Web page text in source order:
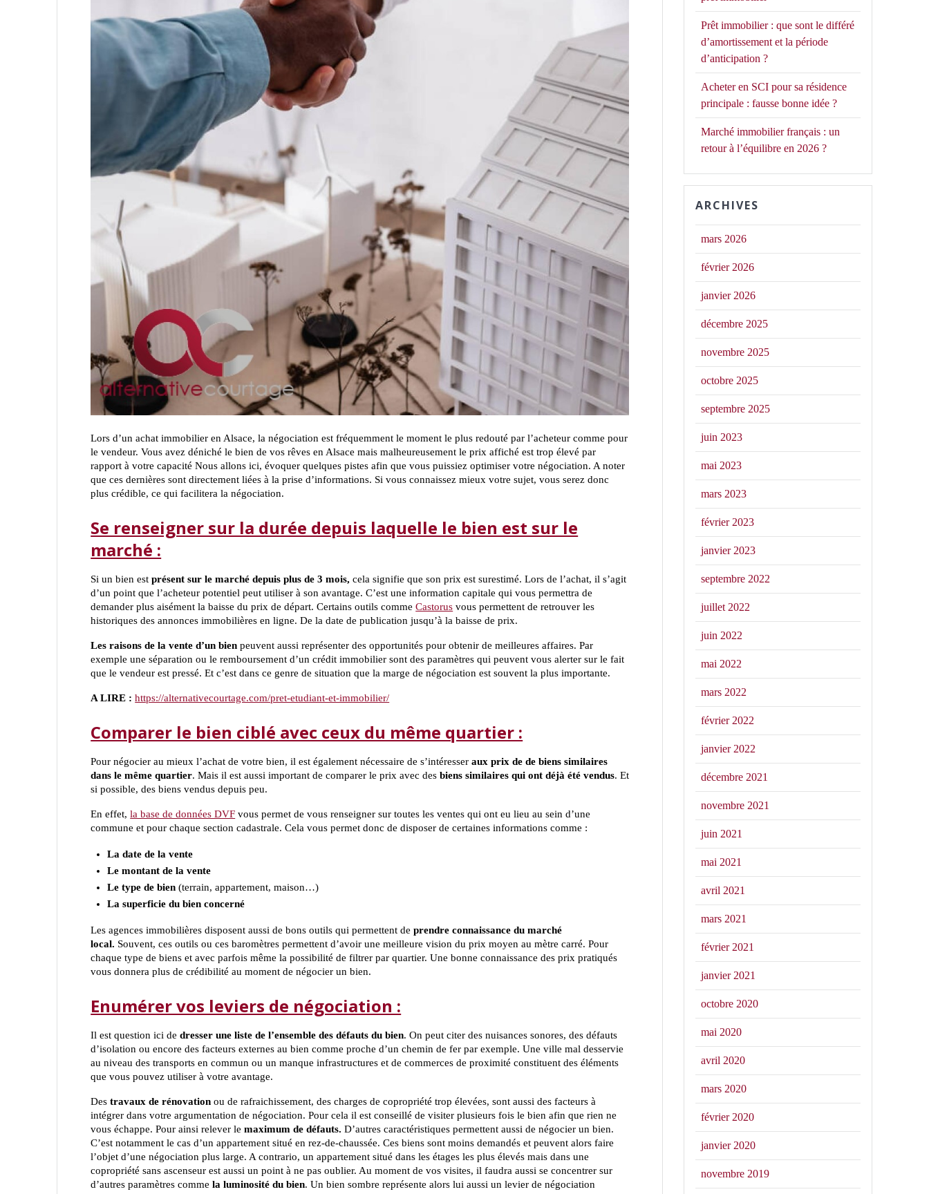
Lors d’un achat immobilier en Alsace, la négociation est fréquemment le moment le plus redouté par l’acheteur comme pour
le vendeur. Vous avez déniché le bien de vos rêves en Alsace mais malheureusement le prix affiché est trop élevé par
rapport à votre capacité Nous allons ici, évoquer quelques pistes afin que vous puissiez optimiser votre négociation. A noter
que ces dernières sont directement liées à la prise d’informations. Si vous connaissez mieux votre sujet, vous serez donc
plus crédible, ce qui facilitera la négociation.
Se renseigner sur la durée depuis laquelle le bien est sur le
marché :
Si un bien estprésent sur le marché depuis plus de 3 mois,cela signifie que son prix est surestimé. Lors de l’achat, il s’agit
d’un point que l’acheteur potentiel peut utiliser à son avantage. C’est une information capitale qui vous permettra de
demander plus aisément la baisse du prix de départ. Certains outils commeCastorus vous permettent de retrouver les
historiques des annonces immobilières en ligne. De la date de publication jusqu’à la baisse de prix.
Les raisons de la vente d’un bien peuvent aussi représenter des opportunités pour obtenir de meilleures affaires. Par
exemple une séparation ou le remboursement d’un crédit immobilier sont des paramètres qui peuvent vous alerter sur le fait
que le vendeur est pressé. Et c’est dans ce genre de situation que la marge de négociation est souvent la plus importante.
A LIRE :https://alternativecourtage.com/pret-etudiant-et-immobilier/
Comparer le bien ciblé avec ceux du même quartier :
Pour négocier au mieux l’achat de votre bien, il est également nécessaire de s’intéresseraux prix de de biens similaires
dans le même quartier. Mais il est aussi important de comparer le prix avec desbiens similaires qui ont déjà été vendus. Et
si possible, des biens vendus depuis peu.
En effet,la base de données DVF vous permet de vous renseigner sur toutes les ventes qui ont eu lieu au sein d’une
commune et pour chaque section cadastrale. Cela vous permet donc de disposer de certaines informations comme :
La date de la vente
Le montant de la vente
Le type de bien (terrain, appartement, maison…)
La superficie du bien concerné
Les agences immobilières disposent aussi de bons outils qui permettent deprendre connaissance du marché
local. Souvent, ces outils ou ces baromètres permettent d’avoir une meilleure vision du prix moyen au mètre carré. Pour
chaque type de biens et avec parfois même la possibilité de filtrer par quartier. Une bonne connaissance des prix pratiqués
vous donnera plus de crédibilité au moment de négocier un bien.
Enumérer vos leviers de négociation :
Il est question ici dedresser une liste de l’ensemble des défauts du bien. On peut citer des nuisances sonores, des défauts
d’isolation ou encore des facteurs externes au bien comme proche d’un chemin de fer par exemple. Une ville mal desservie
au niveau des transports en commun ou un manque infrastructures et de commerces de proximité constituent des éléments
que vous pouvez utiliser à votre avantage.
Destravaux de rénovation ou de rafraichissement, des charges de copropriété trop élevées, sont aussi des facteurs à
intégrer dans votre argumentation de négociation. Pour cela il est conseillé de visiter plusieurs fois le bien afin que rien ne
vous échappe. Pour ainsi relever lemaximum de défauts. D’autres caractéristiques permettent aussi de négocier un bien.
C’est notamment le cas d’un appartement situé en rez-de-chaussée. Ces biens sont moins demandés et peuvent alors faire
l’objet d’une négociation plus large. A contrario, un appartement situé dans les étages les plus élevés mais dans une
copropriété sans ascenseur est aussi un point à ne pas oublier. Au moment de vos visites, il faudra aussi se concentrer sur
d’autres paramètres commela luminosité du bien. Un bien sombre représente alors lui aussi un levier de négociation
Prêt immobilier : que sont le différé
d’amortissement et la période
d’anticipation ?
Acheter en SCI pour sa résidence
principale : fausse bonne idée ?
Marché immobilier français : un
retour à l’équilibre en 2026 ?
ARCHIVES
mars 2026
février 2026
janvier 2026
décembre 2025
novembre 2025
octobre 2025
septembre 2025
juin 2023
mai 2023
mars 2023
février 2023
janvier 2023
septembre 2022
juillet 2022
juin 2022
mai 2022
mars 2022
février 2022
janvier 2022
décembre 2021
novembre 2021
juin 2021
mai 2021
avril 2021
mars 2021
février 2021
janvier 2021
octobre 2020
mai 2020
avril 2020
mars 2020
février 2020
janvier 2020
novembre 2019